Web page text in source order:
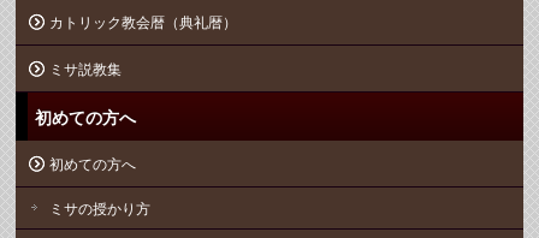
カトリック教会暦（典礼暦）
ミサ説教集
初めての方へ
初めての方へ
ミサの授かり方